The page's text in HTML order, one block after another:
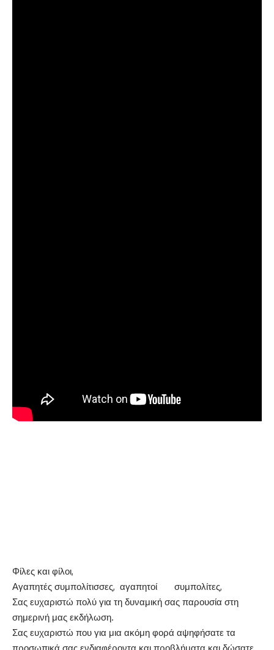
Φίλες και φίλοι,
Αγαπητές συμπολίτισσες, αγαπητοί συμπολίτες,
Σας ευχαριστώ πολύ για τη δυναμική σας παρουσία στη
σημερινή μας εκδήλωση.
Σας ευχαριστώ που για μια ακόμη φορά αψηφήσατε τα